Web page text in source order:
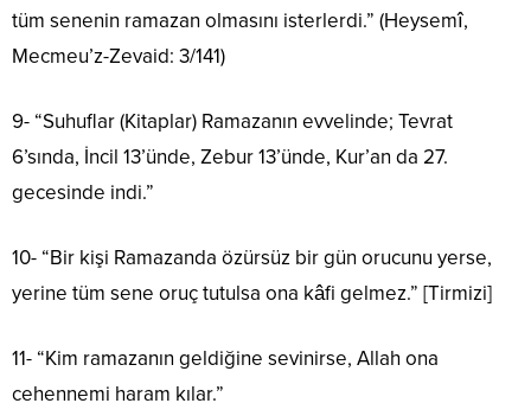
tüm senenin ramazan olmasını isterlerdi.” (Heysemî,
Mecmeu’z-Zevaid: 3/141)
9- “Suhuflar (Kitaplar) Ramazanın evvelinde; Tevrat
6’sında, İncil 13’ünde, Zebur 13’ünde, Kur’an da 27.
gecesinde indi.”
10- “Bir kişi Ramazanda özürsüz bir gün orucunu yerse,
yerine tüm sene oruç tutulsa ona kâfi gelmez.” [Tirmizi]
11- “Kim ramazanın geldiğine sevinirse, Allah ona
cehennemi haram kılar.”